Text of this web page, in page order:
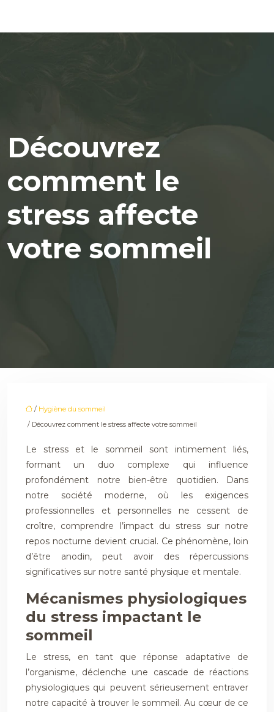
Découvrez
comment le
stress affecte
votre sommeil
/ Hygiène du sommeil
/ Découvrez comment le stress affecte votre sommeil
Le stress et le sommeil sont intimement liés,
formant un duo complexe qui influence
profondément notre bien-être quotidien. Dans
notre société moderne, où les exigences
professionnelles et personnelles ne cessent de
croître, comprendre l’impact du stress sur notre
repos nocturne devient crucial. Ce phénomène, loin
d’être anodin, peut avoir des répercussions
significatives sur notre santé physique et mentale.
Mécanismes physiologiques
du stress impactant le
sommeil
Le stress, en tant que réponse adaptative de
l’organisme, déclenche une cascade de réactions
physiologiques qui peuvent sérieusement entraver
notre capacité à trouver le sommeil. Au cœur de ce